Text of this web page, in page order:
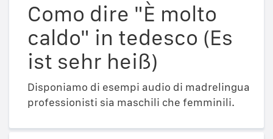
Como dire "È molto
caldo" in tedesco (Es
ist sehr heiß)
Disponiamo di esempi audio di madrelingua
professionisti sia maschili che femminili.